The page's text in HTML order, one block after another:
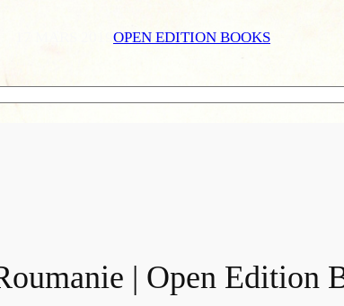
OPEN EDITION BOOKS
| Open Edition